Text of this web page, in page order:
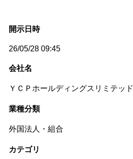
開示日時
26/05/28 09:45
会社名
ＹＣＰホールディングスリミテッド
業種分類
外国法人・組合
カテゴリ